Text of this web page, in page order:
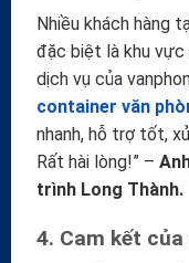
Nhiều khách hàng
đặc biệt là khu vực
dịch vụ của
container văn
nhanh, hỗ trợ tốt,
Rất hài lòng!” –
trình Long Thành.
4. Cam kết